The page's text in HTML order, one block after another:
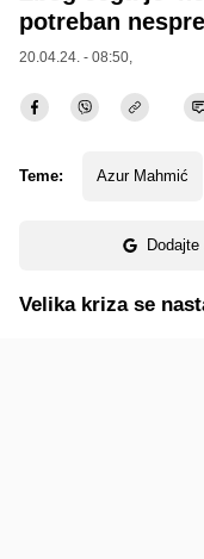
potreban
20.04.24. - 08:50,
Teme: Azur Mahmić
Velika kriza se